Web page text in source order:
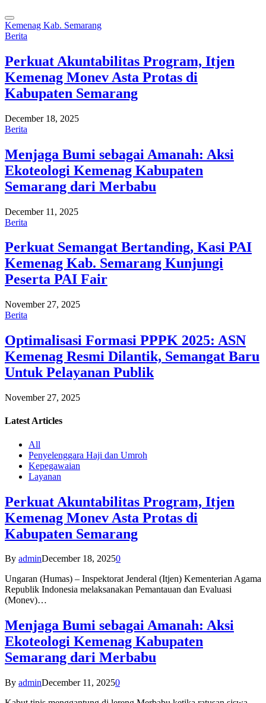
Kemenag Kab. Semarang
Berita
Perkuat Akuntabilitas Program, Itjen
Kemenag Monev Asta Protas di
Kabupaten Semarang
December 18, 2025
Berita
Menjaga Bumi sebagai Amanah: Aksi
Ekoteologi Kemenag Kabupaten
Semarang dari Merbabu
December 11, 2025
Berita
Perkuat Semangat Bertanding, Kasi PAI
Kemenag Kab. Semarang Kunjungi
Peserta PAI Fair
November 27, 2025
Berita
Optimalisasi Formasi PPPK 2025: ASN
Kemenag Resmi Dilantik, Semangat Baru
Untuk Pelayanan Publik
November 27, 2025
Latest Articles
All
Penyelenggara Haji dan Umroh
Kepegawaian
Layanan
Perkuat Akuntabilitas Program, Itjen
Kemenag Monev Asta Protas di
Kabupaten Semarang
By adminDecember 18, 20250
Ungaran (Humas) – Inspektorat Jenderal (Itjen) Kementerian Agama
Republik Indonesia melaksanakan Pemantauan dan Evaluasi
(Monev)…
Menjaga Bumi sebagai Amanah: Aksi
Ekoteologi Kemenag Kabupaten
Semarang dari Merbabu
By adminDecember 11, 20250